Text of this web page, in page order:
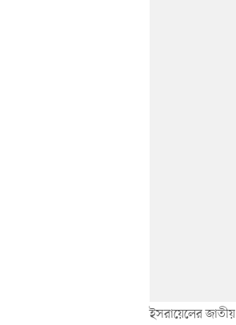
ইসরায়েলের জাতীয়